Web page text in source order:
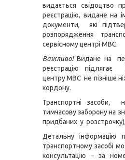
видається свідоцтво
реєстрацію, видане на
документи, які
розпорядження
сервісному центрі МВС.
Важливо!Видане на
реєстрацію підлягає
центру МВС не пізніше
кордону.
Транспортні засоби,
тимчасову заборону на
придбаних у
Детальну інформацію
транспортному засобі
консультацію – за